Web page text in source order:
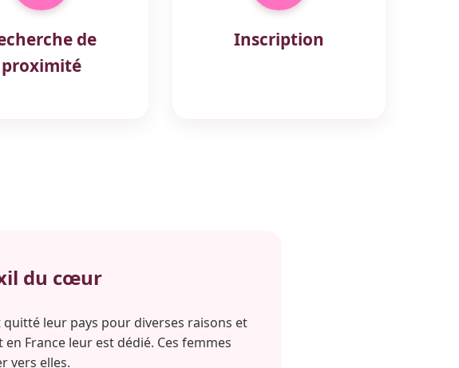
de
proximité
Inscription
du cœur
quitté leur pays pour diverses raisons et
France leur est dédié. Ces femmes
vers elles.